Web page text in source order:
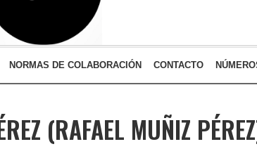
NORMAS DE COLABORACIÓN CONTACTO
(RAFAEL MUÑIZ